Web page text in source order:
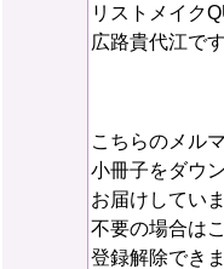
リストメイク
広路貴代江です
こちらのメル
小冊子をダウ
お届けしていま
不要の場合は
登録解除できま